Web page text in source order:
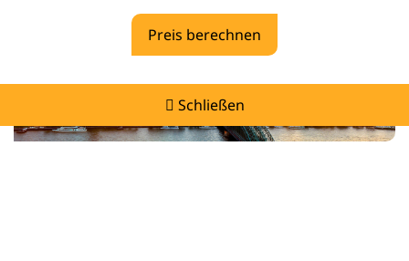
Schließen